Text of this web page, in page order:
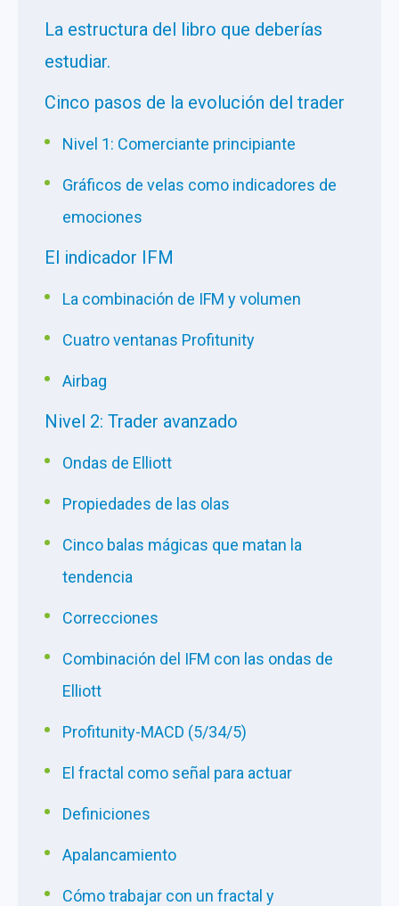
La estructura del libro que deberías
estudiar.
Cinco pasos de la evolución del trader
Nivel 1: Comerciante principiante
Gráficos de velas como indicadores de
emociones
El indicador IFM
La combinación de IFM y volumen
Cuatro ventanas Profitunity
Airbag
Nivel 2: Trader avanzado
Ondas de Elliott
Propiedades de las olas
Cinco balas mágicas que matan la
tendencia
Correcciones
Combinación del IFM con las ondas de
Elliott
Profitunity-MACD (5/34/5)
El fractal como señal para actuar
Definiciones
Apalancamiento
Cómo trabajar con un fractal y